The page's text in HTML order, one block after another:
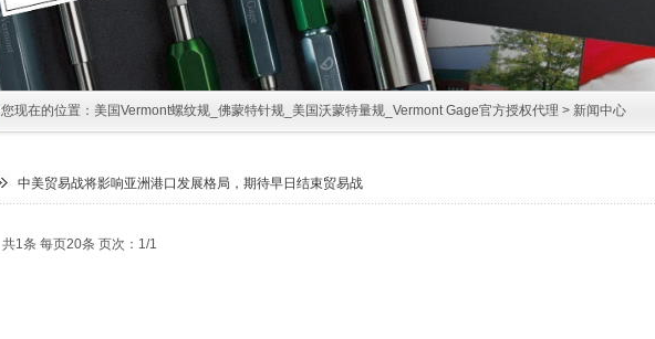
您现在的位置： 美国Vermont螺纹规_佛蒙特针规_美国沃蒙特量规_Vermont Gage官方授权代理 > 新闻中心
中美贸易战将影响亚洲港口发展格局，期待早日结束贸易战
共1条 每页20条 页次：1/1